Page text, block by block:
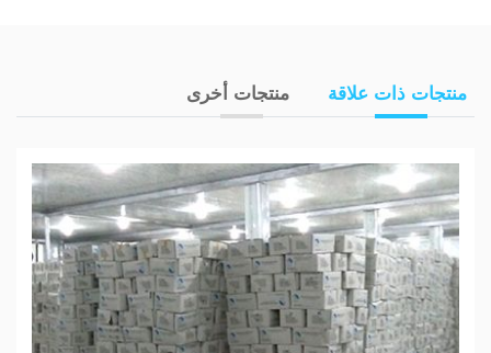
منتجات ذات علاقة منتجات أخرى